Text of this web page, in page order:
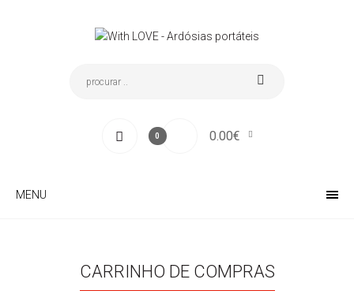
0 0.00€
MENU
CARRINHO DE COMPRAS